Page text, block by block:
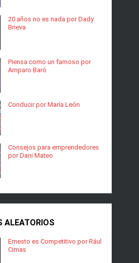
20 años no es nada por Dady
Brieva
Piensa como un famoso por
Amparo Baró
Conducir por María León
Consejos para emprendedores
por Dani Mateo
ALEATORIOS
Ernesto es Competitivo por Rául
Cimas